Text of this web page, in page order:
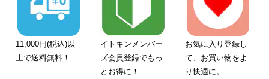
11,000円(税込)以
上で送料無料！
イトキンメンバー
ズ会員登録でもっ
とお得に！
お気に入り登録し
て、お買い物をよ
り快適に。